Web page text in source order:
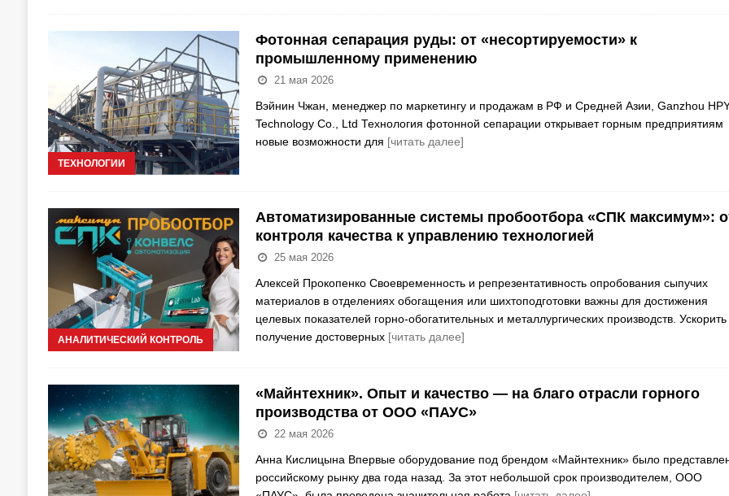
ТЕХНОЛОГИИ
Фотонная сепарация руды: от «несортируемости» к
промышленному применению
21 мая 2026
Вэйнин Чжан, менеджер по маркетингу и продажам в РФ и Средней Азии, Ganzhou
Technology Co., Ltd Технология фотонной сепарации открывает горным предприятиям
новые возможности для [читать далее]
АНАЛИТИЧЕСКИЙ КОНТРОЛЬ
Автоматизированные системы пробоотбора «СПК максимум»:
контроля качества к управлению технологией
25 мая 2026
Алексей Прокопенко Своевременность и репрезентативность опробования сыпучих
материалов в отделениях обогащения или шихтоподготовки важны для достижения
целевых показателей горно-обогатительных и металлургических производств. Ускорить
получение достоверных [читать далее]
«Майнтехник». Опыт и качество — на благо отрасли горного
производства от ООО «ПАУС»
22 мая 2026
Анна Кислицына Впервые оборудование под брендом «Майнтехник» было
российскому рынку два года назад. За этот небольшой срок производителем, ООО